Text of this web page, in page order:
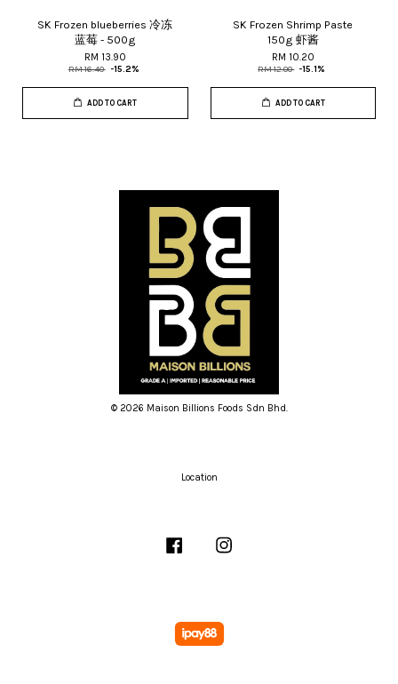
SK Frozen blueberries 冷冻
蓝莓 - 500g
RM 13.90
RM 16.40 -15.2%
ADD TO CART
SK Frozen Shrimp Paste
150g 虾酱
RM 10.20
RM 12.00 -15.1%
ADD TO CART
© 2026 Maison Billions Foods Sdn Bhd.
Location
Facebook